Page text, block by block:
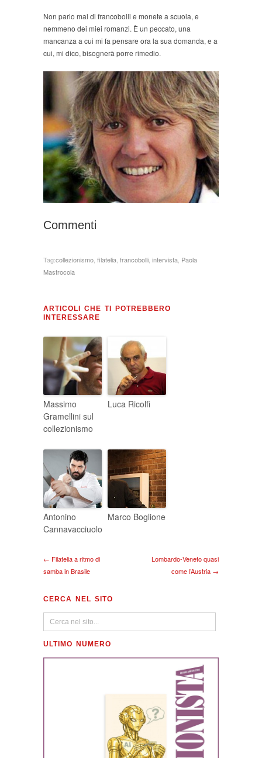
Non parlo mai di francobolli e monete a scuola, e
nemmeno dei miei romanzi. È un peccato, una
mancanza a cui mi fa pensare ora la sua domanda, e a
cui, mi dico, bisognerà porre rimedio.
Commenti
Tag:collezionismo filatelia francobolli intervista Paola
Mastrocola
ARTICOLI CHE TI POTREBBERO
INTERESSARE
Massimo
Gramellini sul
collezionismo
Luca Ricolfi
Antonino
Cannavacciuolo
Marco Boglione
← Filatelia a ritmo di
samba in Brasile
Lombardo-Veneto quasi
come l’Austria →
CERCA NEL SITO
ULTIMO NUMERO